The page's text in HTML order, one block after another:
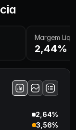
Margem
2,44%
2,64%
3,56%